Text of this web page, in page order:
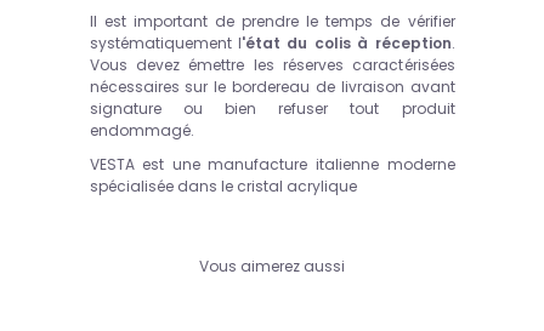
Il est important de prendre le temps de vérifier
systématiquement l'état du colis à réception.
Vous devez émettre les réserves caractérisées
nécessaires sur le bordereau de livraison avant
signature ou bien refuser tout produit
endommagé.
VESTA est une manufacture italienne moderne
spécialisée dans le cristal acrylique
Vous aimerez aussi